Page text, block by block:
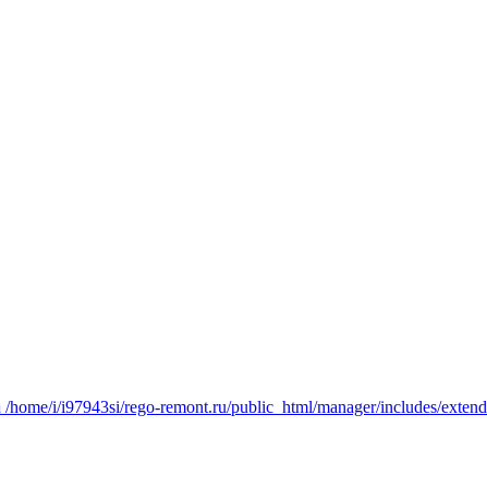
i/i97943si/rego-remont.ru/public_html/manager/includes/